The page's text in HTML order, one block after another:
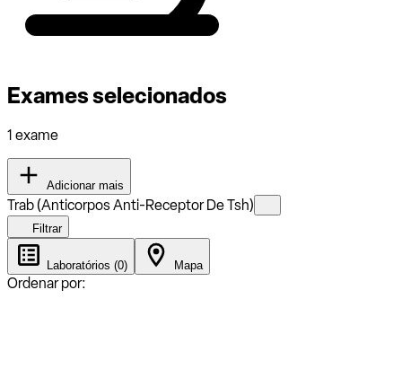
Exames selecionados
1 exame
Adicionar mais
Trab (Anticorpos Anti-Receptor De Tsh)
Filtrar
Laboratórios (0) Mapa
Ordenar por: